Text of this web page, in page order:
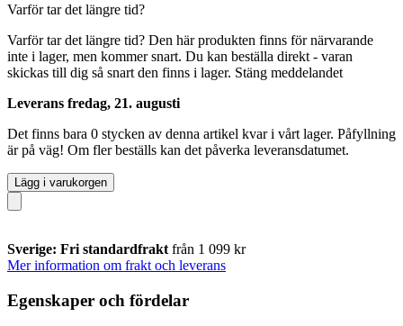
Varför tar det längre tid?
Varför tar det längre tid? Den här produkten finns för närvarande
inte i lager, men kommer snart. Du kan beställa direkt - varan
skickas till dig så snart den finns i lager. Stäng meddelandet
Leverans fredag, 21. augusti
Det finns bara 0 stycken av denna artikel kvar i vårt lager. Påfyllning
är på väg! Om fler beställs kan det påverka leveransdatumet.
Lägg i varukorgen
Sverige: Fri standardfrakt från 1 099 kr
Mer information om frakt och leverans
Egenskaper och fördelar